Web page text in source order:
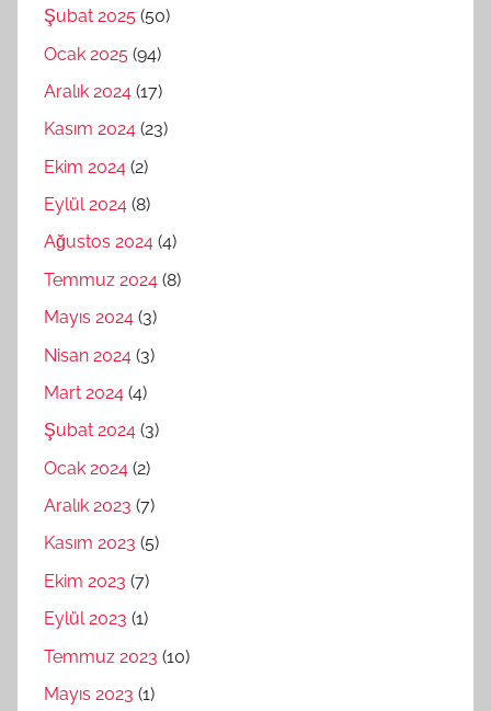
Şubat 2025 (50)
Ocak 2025 (94)
Aralık 2024 (17)
Kasım 2024 (23)
Ekim 2024 (2)
Eylül 2024 (8)
Ağustos 2024 (4)
Temmuz 2024 (8)
Mayıs 2024 (3)
Nisan 2024 (3)
Mart 2024 (4)
Şubat 2024 (3)
Ocak 2024 (2)
Aralık 2023 (7)
Kasım 2023 (5)
Ekim 2023 (7)
Eylül 2023 (1)
Temmuz 2023 (10)
Mayıs 2023 (1)